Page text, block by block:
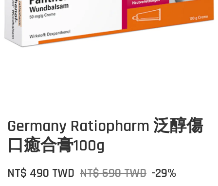
Germany Ratiopharm 泛醇傷
口癒合膏100g
NT$ 490 TWD NT$ 690 TWD -29%